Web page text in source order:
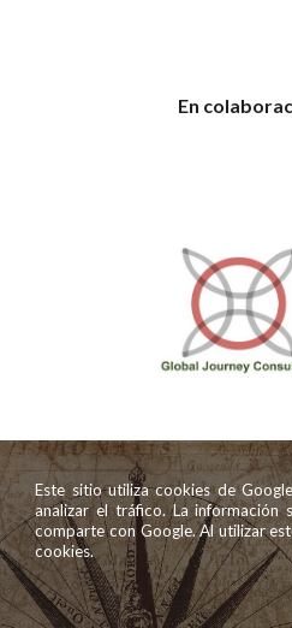
En
Este sitio utiliza cookies de
analizar el tráfico. La información
comparte con Google. Al utilizar
cookies.